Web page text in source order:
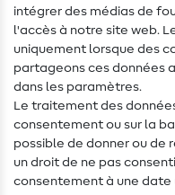
Aide & contact
Contact
Changement de
FAQ
Droit de rétractation
intégrer des médias de
l'accès à notre site web.
uniquement lorsque des
partageons ces données
dans les paramètres.
Le traitement des
consentement ou sur la
possible de donner ou de
un droit de ne pas
consentement à une date